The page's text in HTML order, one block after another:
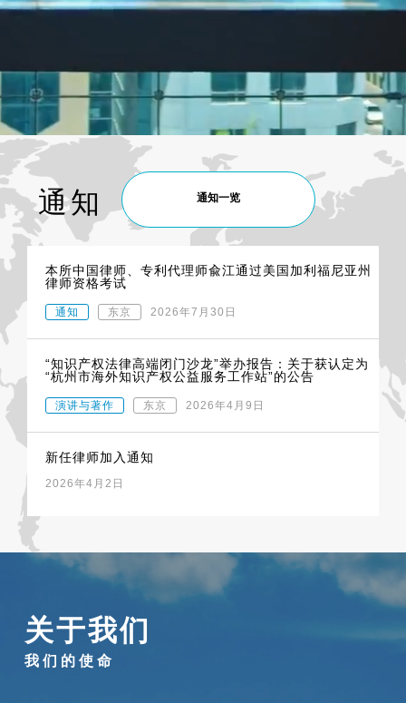
通知 通知一览
本所中国律师、专利代理师兪江通过美国加利福尼亚州
律师资格考试
通知 东京 2026年7月30日
“知识产权法律高端闭门沙龙”举办报告：关于获认定为
“杭州市海外知识产权公益服务工作站”的公告
演讲与著作 东京 2026年4月9日
新任律师加入通知
2026年4月2日
关于我们
我们的使命